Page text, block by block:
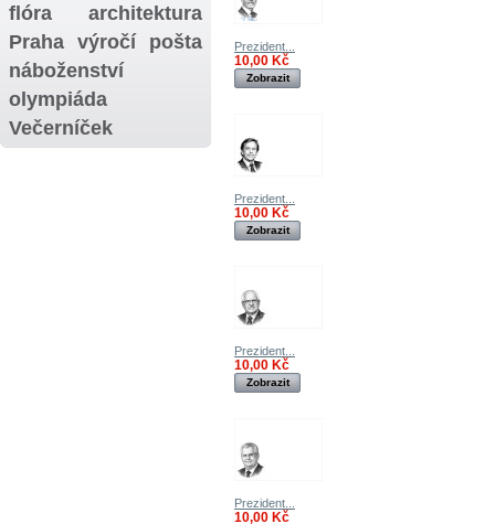
flóra
architektura
Praha
výročí
pošta
náboženství
olympiáda
Večerníček
Prezident...
10,00 Kč
Zobrazit
Prezident...
10,00 Kč
Zobrazit
Prezident...
10,00 Kč
Zobrazit
Prezident...
10,00 Kč